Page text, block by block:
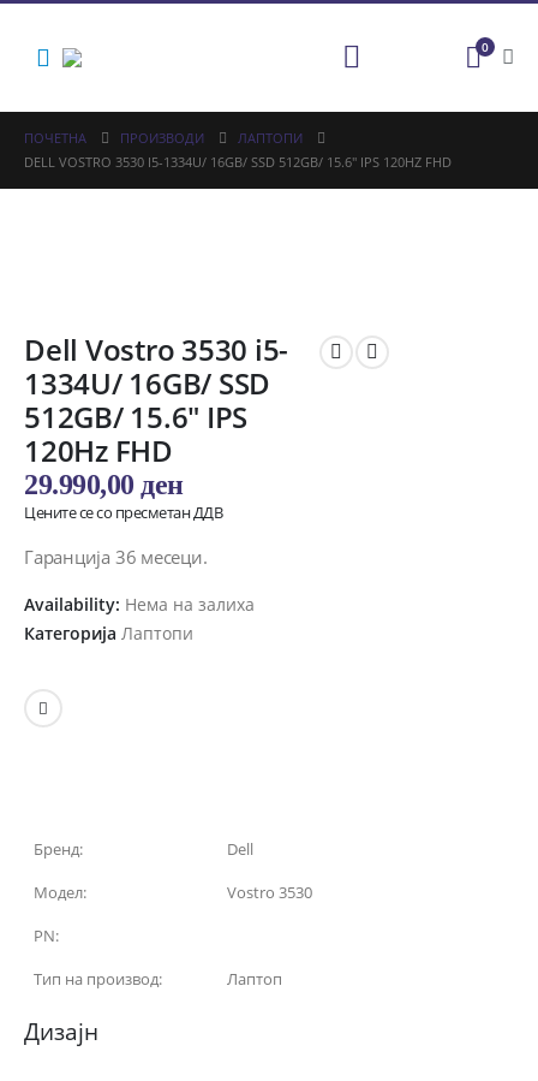
0
ПОЧЕТНА ПРОИЗВОДИ
ЛАПТОПИ
DELL VOSTRO 3530 I5-1334U/ 16GB/ SSD 512GB/ 15.6″ IPS 120HZ FHD
Dell Vostro 3530 i5-
1334U/ 16GB/ SSD
512GB/ 15.6″ IPS
120Hz FHD
29.990,00 ден
Цените се со пресметан ДДВ
Гаранција 36 месеци.
Availability: Нема на залиха
Категорија Лаптопи
Бренд:
Dell
Модел:
Vostro 3530
PN:
Тип на производ:
Лаптоп
Дизајн